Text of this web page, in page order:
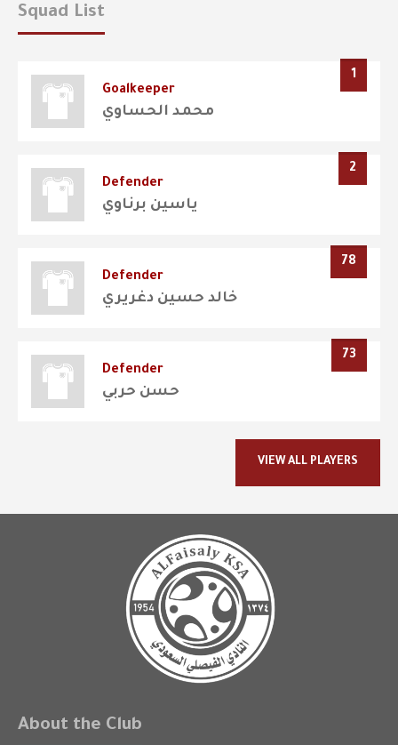
Squad List
1
Goalkeeper
محمد الحساوي
2
Defender
ياسين برناوي
78
Defender
خالد حسين دغريري
73
Defender
حسن حربي
VIEW ALL PLAYERS
About the Club